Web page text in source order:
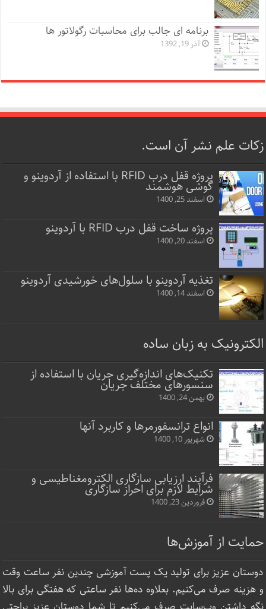
برنامه ای جالب برای محاسبات رگولاتور ها
آذر 19, 1392
زکات علم نشر آن است.
پروژه قفل‌ درب RFID با استفاده از آردوینو و
گوشی هوشمند
اسفند 25, 1400
پروژه ساخت قفل‌ درب RFID با آردوینو
اسفند 20, 1400
تغذیه آردوینو با سلول‌های خورشیدی آردوینو
اسفند 14, 1400
الکترونیک به زبان ساده
تکنیک‌های اندازه‌گیری جریان با استفاده از
سنسورهای مختلف جریان
بهمن 24, 1400
انواع ترانسفورمرها و کاربرد آنها
شهریور 10, 1400
فرآیند ارزیابی سازگاری الکترومغناطیسی و
شرایط لازم برای احراز سازگاری
فروردین 23, 1400
حمایت از آموزش‌ها
دوستان عزیز برای تولید یک پست آموزشی چندین نفر ساعت‌ وقت
و هزینه صرف می‌کنیم. بعلاوه ده‌ها نفر ساعتی که هفتگی برای بالا